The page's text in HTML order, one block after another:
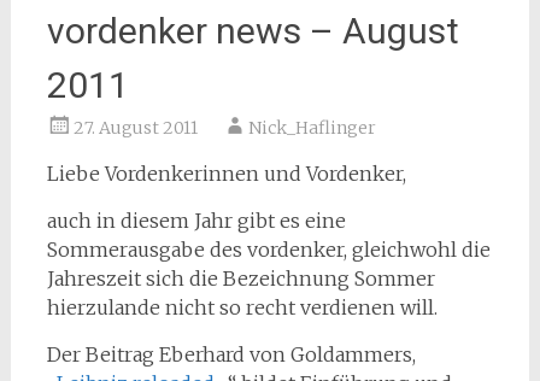
vordenker news – August
2011
27. August 2011 Nick_Haflinger
Liebe Vordenkerinnen und Vordenker,
auch in diesem Jahr gibt es eine
Sommerausgabe des vordenker, gleichwohl die
Jahreszeit sich die Bezeichnung Sommer
hierzulande nicht so recht verdienen will.
Der Beitrag Eberhard von Goldammers,